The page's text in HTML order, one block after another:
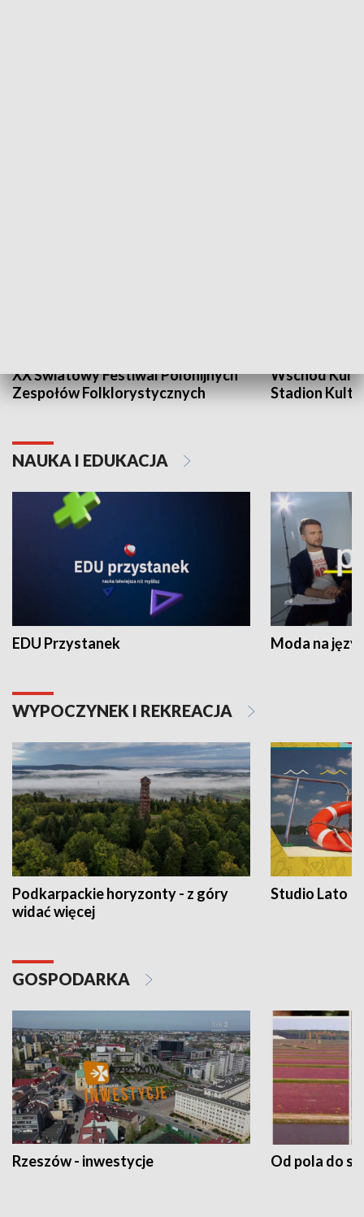
XX Światowy Festiwal Polonijnych
Zespołów Folklorystycznych
Wschód
Stadion
NAUKA I EDUKACJA
EDU Przystanek Moda na
WYPOCZYNEK I REKREACJA
Podkarpackie horyzonty - z góry
widać więcej
Studio Lato
GOSPODARKA
Rzeszów - inwestycje Od pola do